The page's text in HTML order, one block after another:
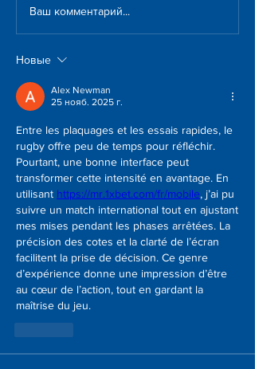
Ваш комментарий...
Новые
Alex Newman
25 нояб. 2025 г.
Entre les plaquages et les essais rapides, le
rugby offre peu de temps pour réfléchir.
Pourtant, une bonne interface peut
transformer cette intensité en avantage. En
utilisant https://mr.1xbet.com/fr/mobile, j’ai pu
suivre un match international tout en ajustant
mes mises pendant les phases arrêtées. La
précision des cotes et la clarté de l’écran
facilitent la prise de décision. Ce genre
d’expérience donne une impression d’être
au cœur de l’action, tout en gardant la
maîtrise du jeu.